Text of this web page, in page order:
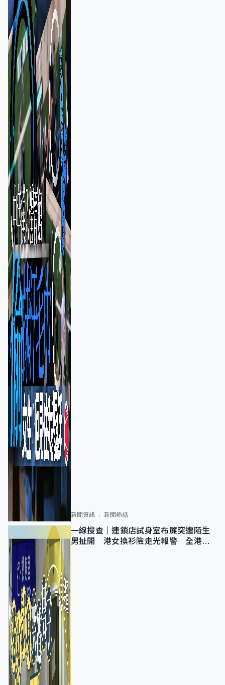
新聞資訊 新聞熱話
一線搜查｜連鎖店試身室布簾突遭陌生
男扯開 港女換衫險走光報警 全港分